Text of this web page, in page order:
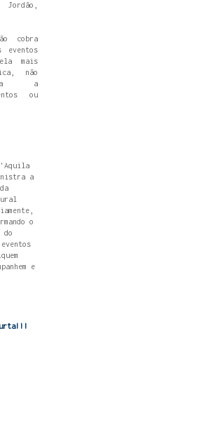
cobra
eventos
mais
não
a
ou
a
o
do
e